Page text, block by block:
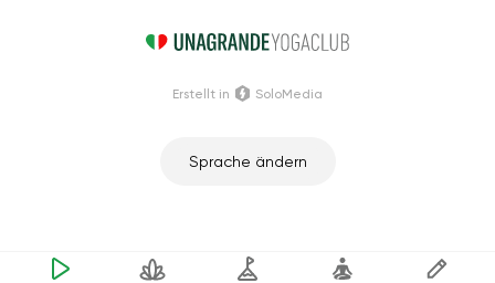
Sprache ändern
Erstellt in SoloMedia